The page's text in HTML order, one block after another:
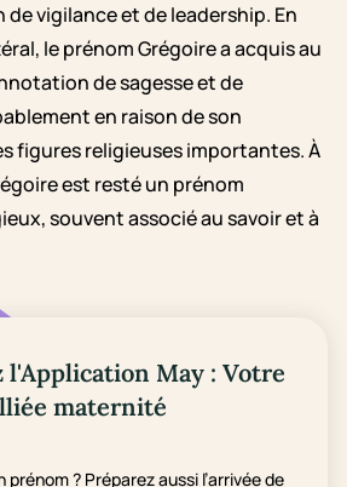
vigilance et de leadership. En
le prénom Grégoire a acquis au
de sagesse et de
en raison de son
figures religieuses importantes. À
est resté un prénom
souvent associé au savoir et à
l'Application May : Votre
maternité
prénom ? Préparez aussi l’arrivée de